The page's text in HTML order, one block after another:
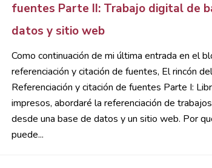
fuentes Parte II: Trabajo digital de
datos y sitio web
Como continuación de mi última entrada en el
referenciación y citación de fuentes, El rincón
Referenciación y citación de fuentes Parte I:
impresos, abordaré la referenciación de
desde una base de datos y un sitio web. Por
puede...